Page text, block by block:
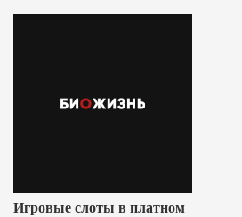
Игровые слоты в платном